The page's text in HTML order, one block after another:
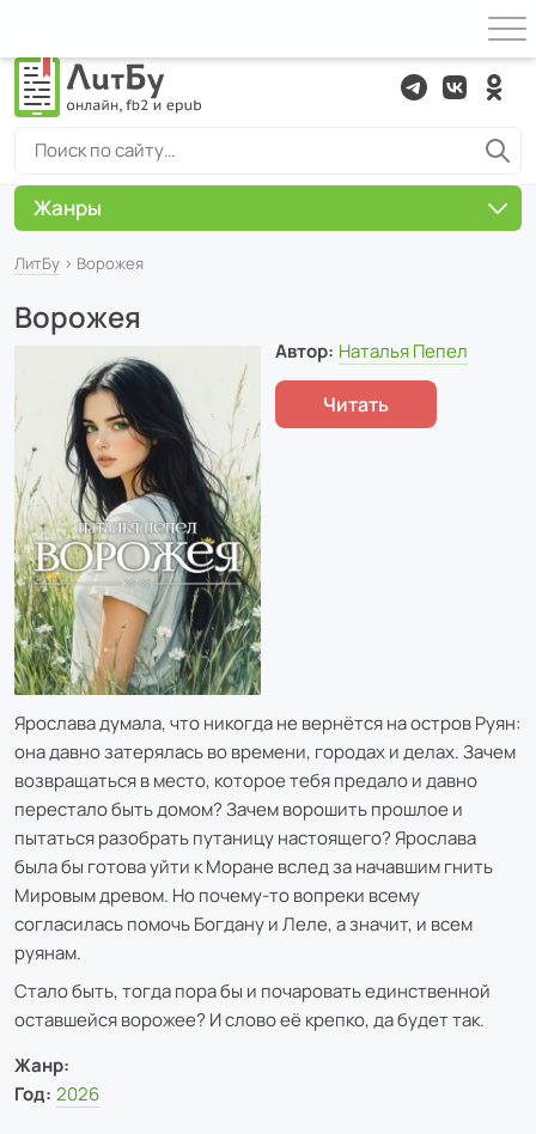
ЛитБу › Ворожея
Ворожея
Автор: Наталья Пепел
Читать
Ярослава думала, что никогда не вернётся на остров Руян:
она давно затерялась во времени, городах и делах. Зачем
возвращаться в место, которое тебя предало и давно
перестало быть домом? Зачем ворошить прошлое и
пытаться разобрать путаницу настоящего? Ярослава
была бы готова уйти к Моране вслед за начавшим гнить
Мировым древом. Но почему-то вопреки всему
согласилась помочь Богдану и Леле, а значит, и всем
руянам.
Стало быть, тогда пора бы и почаровать единственной
оставшейся ворожее? И слово её крепко, да будет так.
Жанр:
Год: 2026
Жанры